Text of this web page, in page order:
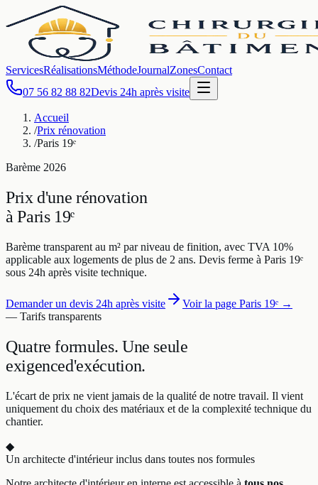
ServicesRéalisationsMéthodeJournalZonesContact
07 56 82 88 82Devis 24h après visite
Accueil
/Prix rénovation
/Paris 19ᵉ
Barème 2026
Prix d'une rénovation
àParis 19ᵉ
Barème transparent au m² par niveau de finition, avec TVA 10%
applicable aux logements de plus de 2 ans. Devis ferme à Paris 19ᵉ
sous 24h après visite technique.
Demander un devis 24h après visite Voir la page Paris 19ᵉ →
— Tarifs transparents
Quatre formules. Une seule
exigenced'exécution.
L'écart de prix ne vient jamais de la qualité de notre travail. Il vient
uniquement du choix des matériaux et de la complexité technique du
chantier.
◆
Un architecte d'intérieur inclus dans toutes nos formules